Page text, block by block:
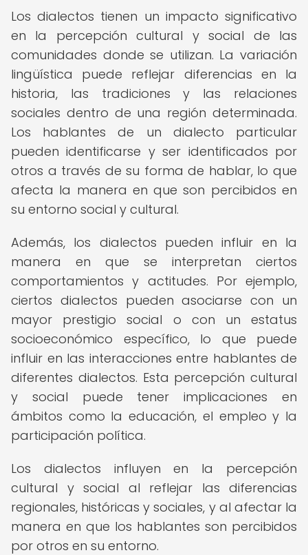
Los dialectos tienen un impacto significativo
en la percepción cultural y social de las
comunidades donde se utilizan. La variación
lingüística puede reflejar diferencias en la
historia, las tradiciones y las relaciones
sociales dentro de una región determinada.
Los hablantes de un dialecto particular
pueden identificarse y ser identificados por
otros a través de su forma de hablar, lo que
afecta la manera en que son percibidos en
su entorno social y cultural.
Además, los dialectos pueden influir en la
manera en que se interpretan ciertos
comportamientos y actitudes. Por ejemplo,
ciertos dialectos pueden asociarse con un
mayor prestigio social o con un estatus
socioeconómico específico, lo que puede
influir en las interacciones entre hablantes de
diferentes dialectos. Esta percepción cultural
y social puede tener implicaciones en
ámbitos como la educación, el empleo y la
participación política.
Los dialectos influyen en la percepción
cultural y social al reflejar las diferencias
regionales, históricas y sociales, y al afectar la
manera en que los hablantes son percibidos
por otros en su entorno.